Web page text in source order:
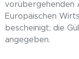
vorübergehenden
Europäischen
bescheinigt; die
angegeben.